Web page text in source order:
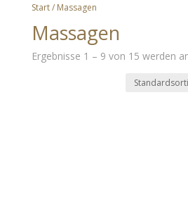
Start/ Massagen
Massagen
Ergebnisse 1 – 9 von 15 werden